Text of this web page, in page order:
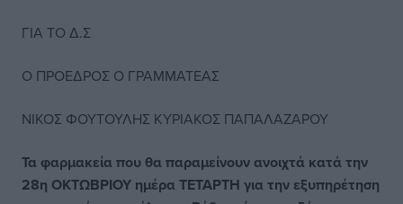
ΓΙΑ ΤΟ Δ.Σ
Ο ΠΡΟΕΔΡΟΣ Ο ΓΡΑΜΜΑΤΕΑΣ
ΝΙΚΟΣ ΦΟΥΤΟΥΛΗΣ ΚΥΡΙΑΚΟΣ ΠΑΠΑΛΑΖΑΡΟΥ
Τα φαρμακεία που θα παραμείνουν ανοιχτά κατά την
28η ΟΚΤΩΒΡΙΟΥ ημέρα ΤΕΤΑΡΤΗ για την εξυπηρέτηση